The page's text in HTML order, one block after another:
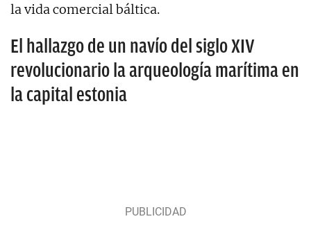
la vida comercial báltica.
El hallazgo de un navío del siglo XIV
revolucionario la arqueología marítima en
la capital estonia